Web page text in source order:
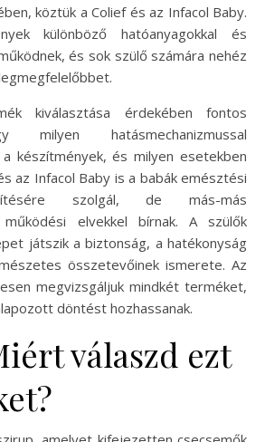
köztük a Colief és az Infacol Baby.
különböző hatóanyagokkal és
és sok szülő számára nehéz
kiválasztása érdekében fontos
milyen hatásmechanizmussal
készítmények, és milyen esetekben
az Infacol Baby is a babák emésztési
szolgál, de más-más
elvekkel bírnak. A szülők
játszik a biztonság, a hatékonyság
összetevőinek ismerete. Az
megvizsgáljuk mindkét terméket,
döntést hozhassanak.
válaszd ezt